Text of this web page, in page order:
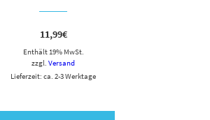
11,99€
Enthält 19% MwSt.
zzgl. Versand
Lieferzeit: ca. 2-3 Werktage